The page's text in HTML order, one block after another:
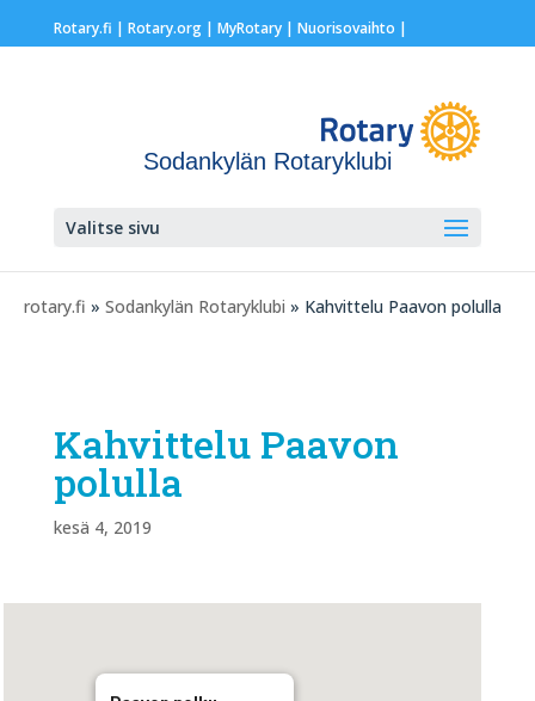
Rotary.fi | Rotary.org| MyRotary | Nuorisovaihto |
Sodankylän Rotaryklubi
Valitse sivu
rotary.fi » Sodankylän Rotaryklubi » Kahvittelu Paavon polulla
Kahvittelu Paavon
polulla
kesä 4, 2019